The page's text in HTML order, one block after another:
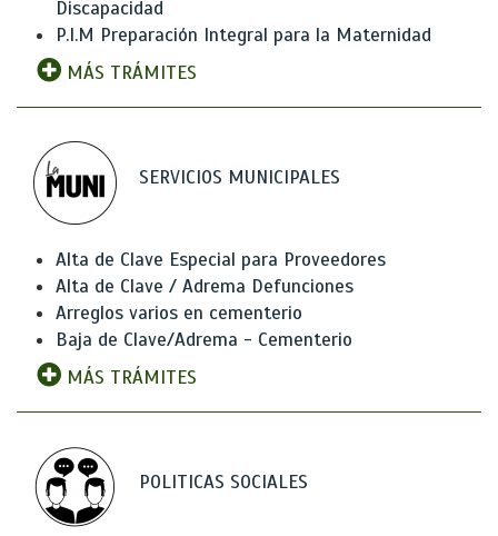
Discapacidad
P.I.M Preparación Integral para la Maternidad
MÁS TRÁMITES
SERVICIOS MUNICIPALES
Alta de Clave Especial para Proveedores
Alta de Clave / Adrema Defunciones
Arreglos varios en cementerio
Baja de Clave/Adrema - Cementerio
MÁS TRÁMITES
POLITICAS SOCIALES